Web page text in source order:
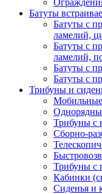
Батуты
Батуты с
ламелий,
Батуты с
ламелий,
Батуты с
Батуты с
Трибуны и
Трибуны с
Сборно-
Трибуны с
Кабинки
Сиденья и